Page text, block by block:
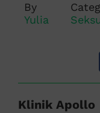
By
Yulia
Klinik Apollo